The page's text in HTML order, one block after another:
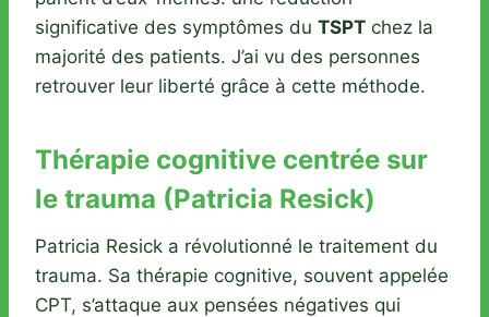
significative des symptômes du TSPT chez la
majorité des patients. J’ai vu des personnes
retrouver leur liberté grâce à cette méthode.
Thérapie cognitive centrée sur
le trauma (Patricia Resick)
Patricia Resick a révolutionné le traitement du
trauma. Sa thérapie cognitive, souvent appelée
CPT, s’attaque aux pensées négatives qui